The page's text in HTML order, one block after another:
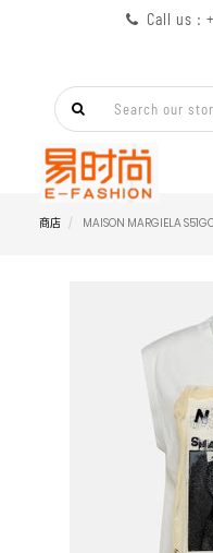
Call us :
商店 MAISON MARGIELA